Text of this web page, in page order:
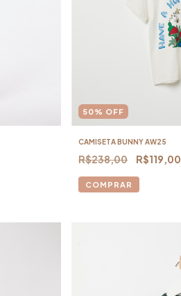
50% OFF
CAMISETA BUNNY AW25
R$238,00 R$119,00
COMPRAR